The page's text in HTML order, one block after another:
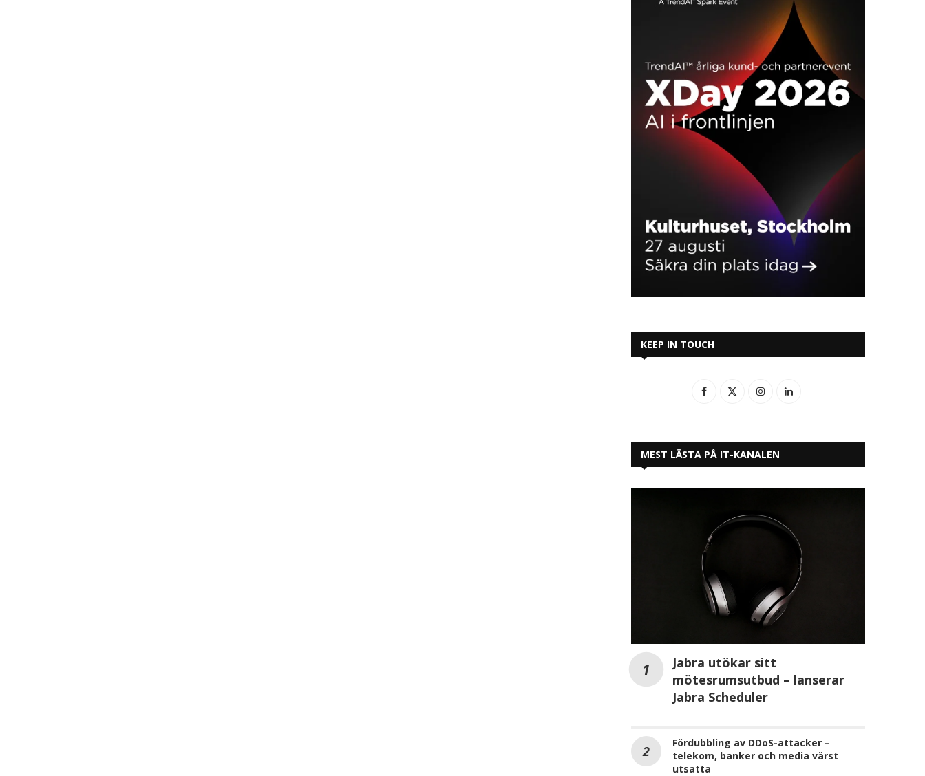
KEEP IN TOUCH
MEST LÄSTA PÅ IT-KANALEN
Jabra utökar sitt
mötesrumsutbud – lanserar
Jabra Scheduler
Fördubbling av DDoS-attacker –
telekom, banker och media värst
utsatta